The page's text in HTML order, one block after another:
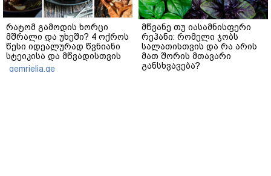
რატომ გამოდის ხორცი
მშრალი და უხეში? 4 ოქროს
წესი იდეალურად წვნიანი
სტეიკისა და მწვადისთვის
gemrielia.ge
მწვანე თუ იასამნისფერი
რეჰანი: რომელი ჯობს
სალათისთვის და რა არის
მათ შორის მთავარი
განსხვავება?